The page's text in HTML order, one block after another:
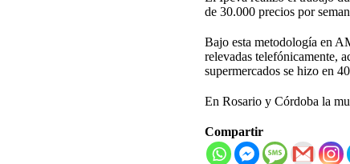
de 30.000 precios por
Bajo esta metodología en
relevadas telefónicamente,
supermercados se hizo en
En Rosario y Córdoba la
Compartir